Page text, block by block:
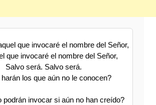
que invocaré el nombre del Señor,
que invocaré el nombre del Señor,
Salvo será. Salvo será.
los que aún no le conocen?
invocar si aún no han creído?